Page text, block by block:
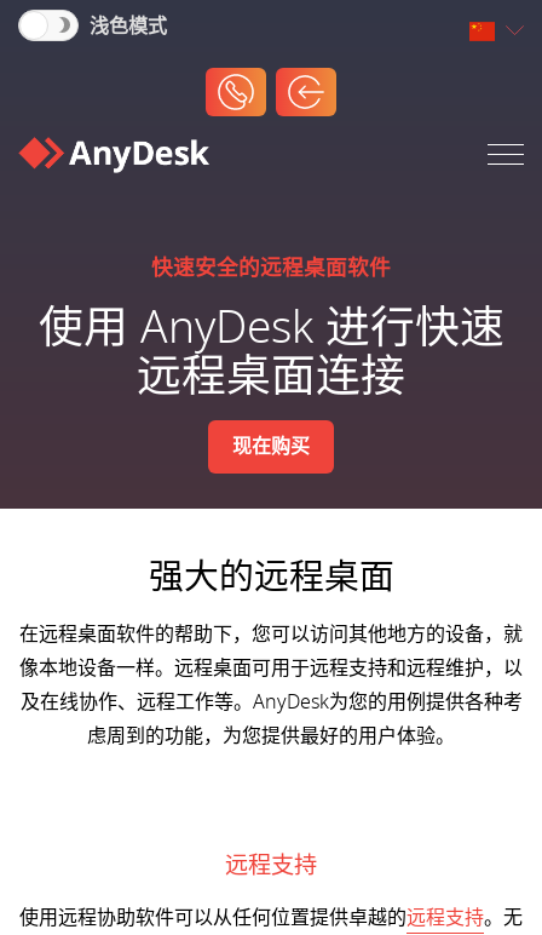
浅色模式
快速安全的远程桌面软件
使用 AnyDesk 进行快速
远程桌面连接
现在购买
强大的远程桌面
在远程桌面软件的帮助下，您可以访问其他地方的设备，就
像本地设备一样。远程桌面可用于远程支持和远程维护，以
及在线协作、远程工作等。AnyDesk为您的用例提供各种考
虑周到的功能，为您提供最好的用户体验。
远程支持
使用远程协助软件可以从任何位置提供卓越的远程支持。无